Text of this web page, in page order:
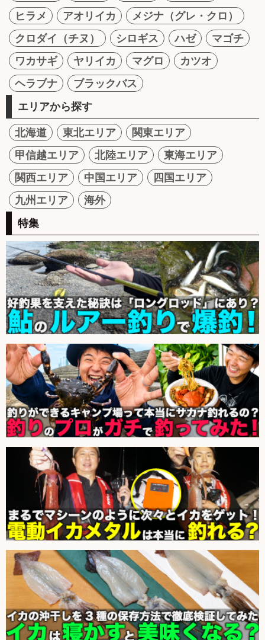
ヒラメ
アオリイカ
メジナ（グレ・クロ）
クロダイ（チヌ）
シロギス ハゼ
マゴチ
ワカサギ
ヤリイカ マグロ
カツオ
ヘラブナ
ブラックバス
エリアから探す
北海道 東北エリア
関東エリア
甲信越エリア
北陸エリア
東海エリア
関西エリア
中国エリア
四国エリア
九州エリア
海外
特集